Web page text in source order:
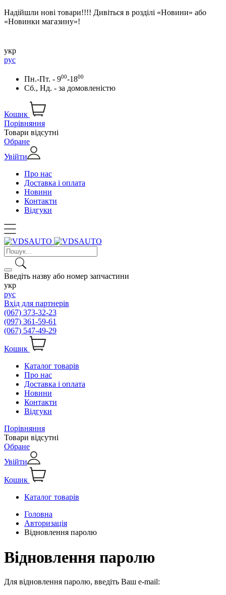
Надійшли нові товари!!!! Дивіться в розділі «Новини» або
«Новинки магазину»!
укр
рус
Пн.-Пт. - 900-1800
Сб., Нд. - за домовленістю
Кошик
Порівняння
Товари відсутні
Обране
Увійти
Про нас
Доставка і оплата
Новини
Контакти
Відгуки
Введіть назву або номер запчастини
укр
рус
Вхід для партнерів
(067) 373-32-23
(097) 361-59-61
(067) 547-49-29
Кошик
Каталог товарів
Про нас
Доставка і оплата
Новини
Контакти
Відгуки
Порівняння
Товари відсутні
Обране
Увійти
Кошик
Каталог товарів
Головна
Авторизація
Відновлення паролю
Відновлення паролю
Для відновлення паролю, введіть Ваш e-mail: